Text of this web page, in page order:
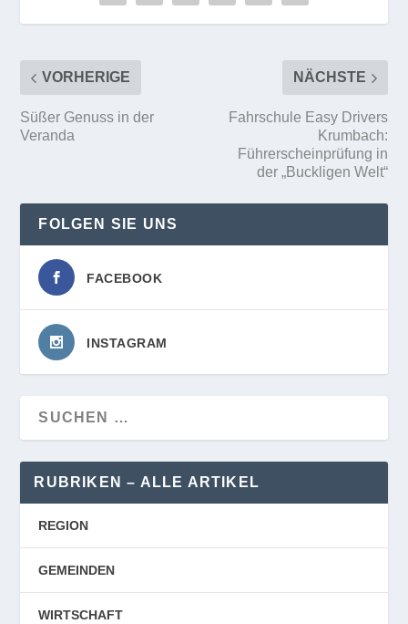
VORHERIGE
Süßer Genuss in der
Veranda
NÄCHSTE
Fahrschule Easy Drivers
Krumbach:
Führerscheinprüfung in
der „Buckligen Welt“
FOLGEN SIE UNS
FACEBOOK
INSTAGRAM
RUBRIKEN – ALLE ARTIKEL
REGION
GEMEINDEN
WIRTSCHAFT